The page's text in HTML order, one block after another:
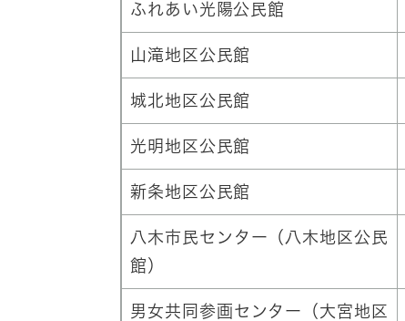
ふれあい光陽公民館
山滝地区公民館
城北地区公民館
光明地区公民館
新条地区公民館
八木市民センター（八木地区公民
館）
男女共同参画センター（大宮地区